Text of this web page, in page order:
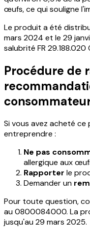
œufs, ce qui souligne
Le produit a été
mars 2024 et le 29
salubrité FR 29.188.020
Procédure de
Si vous avez acheté
entreprendre :
Ne pas
allergique aux
Rapporter le
Demander un
Pour toute question,
au 0800084000. La
jusqu'au 29 mars 2025.